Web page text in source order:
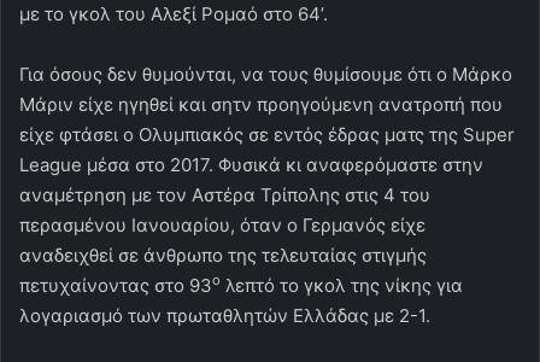
με το γκολ του Αλεξί Ρομαό στο 64’.
Για όσους δεν θυμούνται, να τους θυμίσουμε ότι ο Μάρκο
Μάριν είχε ηγηθεί και σητν προηγούμενη ανατροπή που
είχε φτάσει ο Ολυμπιακός σε εντός έδρας ματς της Super
League μέσα στο 2017. Φυσικά κι αναφερόμαστε στην
αναμέτρηση με τον Αστέρα Τρίπολης στις 4 του
περασμένου Ιανουαρίου, όταν ο Γερμανός είχε
αναδειχθεί σε άνθρωπο της τελευταίας στιγμής
πετυχαίνοντας στο 93ο λεπτό το γκολ της νίκης για
λογαριασμό των πρωταθλητών Ελλάδας με 2-1.